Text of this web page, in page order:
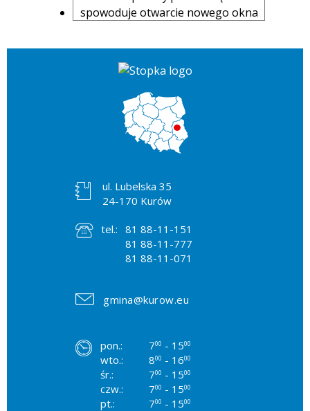
ul. Lubelska 35
24-170 Kurów
tel.: 81 88-11-151
81 88-11-777
81 88-11-071
gmina@kurow.eu
pon.: 700 - 1500
wto.: 800 - 1600
śr.: 700 - 1500
czw.: 700 - 1500
pt.: 700 - 1500